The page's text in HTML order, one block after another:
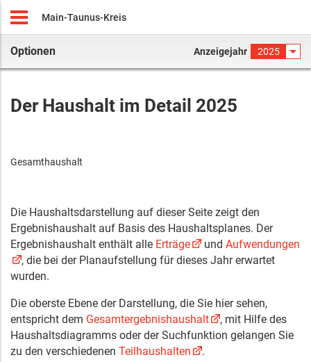
Main-Taunus-Kreis
Optionen Anzeigejahr 2025
Der Haushalt im Detail 2025
Gesamthaushalt
Die Haushaltsdarstellung auf dieser Seite zeigt den
Ergebnishaushalt auf Basis des Haushaltsplanes. Der
Ergebnishaushalt enthält alle Erträge und Aufwendungen
, die bei der Planaufstellung für dieses Jahr erwartet
wurden.
Die oberste Ebene der Darstellung, die Sie hier sehen,
entspricht dem Gesamtergebnishaushalt
, mit Hilfe des
Haushaltsdiagramms oder der Suchfunktion gelangen Sie
zu den verschiedenen Teilhaushalten .